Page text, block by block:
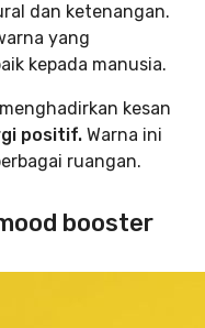
dan ketenangan.
yang
kepada manusia.
kesan
positif. Warna ini
ruangan.
booster